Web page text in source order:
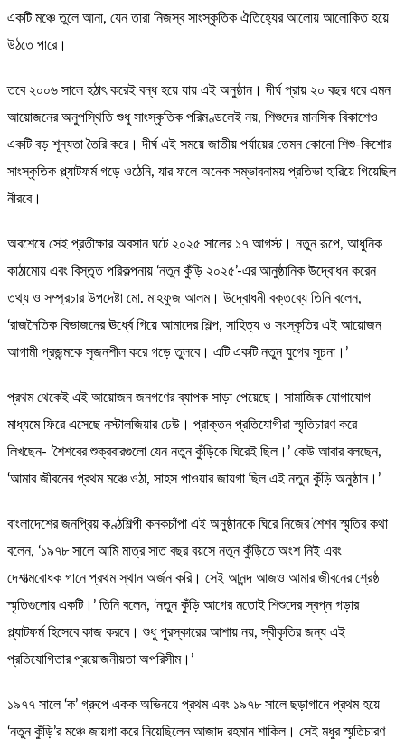
একটি মঞ্চে তুলে আনা, যেন তারা নিজস্ব সাংস্কৃতিক ঐতিহ্যের আলোয় আলোকিত হয়ে
উঠতে পারে।
তবে ২০০৬ সালে হঠাৎ করেই বন্ধ হয়ে যায় এই অনুষ্ঠান। দীর্ঘ প্রায় ২০ বছর ধরে এমন
আয়োজনের অনুপস্থিতি শুধু সাংস্কৃতিক পরিমণ্ডলেই নয়, শিশুদের মানসিক বিকাশেও
একটি বড় শূন্যতা তৈরি করে। দীর্ঘ এই সময়ে জাতীয় পর্যায়ের তেমন কোনো শিশু-কিশোর
সাংস্কৃতিক প্ল্যাটফর্ম গড়ে ওঠেনি, যার ফলে অনেক সম্ভাবনাময় প্রতিভা হারিয়ে গিয়েছিল
নীরবে।
অবশেষে সেই প্রতীক্ষার অবসান ঘটে ২০২৫ সালের ১৭ আগস্ট। নতুন রূপে, আধুনিক
কাঠামোয় এবং বিস্তৃত পরিকল্পনায় ‘নতুন কুঁড়ি ২০২৫’-এর আনুষ্ঠানিক উদ্বোধন করেন
তথ্য ও সম্প্রচার উপদেষ্টা মো. মাহফুজ আলম। উদ্বোধনী বক্তব্যে তিনি বলেন,
‘রাজনৈতিক বিভাজনের ঊর্ধ্বে গিয়ে আমাদের শিল্প, সাহিত্য ও সংস্কৃতির এই আয়োজন
আগামী প্রজন্মকে সৃজনশীল করে গড়ে তুলবে। এটি একটি নতুন যুগের সূচনা।’
প্রথম থেকেই এই আয়োজন জনগণের ব্যাপক সাড়া পেয়েছে। সামাজিক যোগাযোগ
মাধ্যমে ফিরে এসেছে নস্টালজিয়ার ঢেউ। প্রাক্তন প্রতিযোগীরা স্মৃতিচারণ করে
লিখছেন- ‘শৈশবের শুক্রবারগুলো যেন নতুন কুঁড়িকে ঘিরেই ছিল।’ কেউ আবার বলছেন,
‘আমার জীবনের প্রথম মঞ্চে ওঠা, সাহস পাওয়ার জায়গা ছিল এই নতুন কুঁড়ি অনুষ্ঠান।’
বাংলাদেশের জনপ্রিয় কণ্ঠশিল্পী কনকচাঁপা এই অনুষ্ঠানকে ঘিরে নিজের শৈশব স্মৃতির কথা
বলেন, ‘১৯৭৮ সালে আমি মাত্র সাত বছর বয়সে নতুন কুঁড়িতে অংশ নিই এবং
দেশাত্মবোধক গানে প্রথম স্থান অর্জন করি। সেই আনন্দ আজও আমার জীবনের শ্রেষ্ঠ
স্মৃতিগুলোর একটি।’ তিনি বলেন, ‘নতুন কুঁড়ি আগের মতোই শিশুদের স্বপ্ন গড়ার
প্ল্যাটফর্ম হিসেবে কাজ করবে। শুধু পুরস্কারের আশায় নয়, স্বীকৃতির জন্য এই
প্রতিযোগিতার প্রয়োজনীয়তা অপরিসীম।’
১৯৭৭ সালে ‘ক’ গ্রুপে একক অভিনয়ে প্রথম এবং ১৯৭৮ সালে ছড়াগানে প্রথম হয়ে
‘নতুন কুঁড়ি’র মঞ্চে জায়গা করে নিয়েছিলেন আজাদ রহমান শাকিল। সেই মধুর স্মৃতিচারণ